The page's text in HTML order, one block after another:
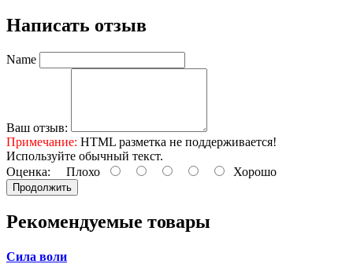
Написать отзыв
Name
Ваш отзыв:
Примечание: HTML разметка не поддерживается!
Используйте обычный текст.
Оценка: Плохо Хорошо
Продолжить
Рекомендуемые товары
Сила воли